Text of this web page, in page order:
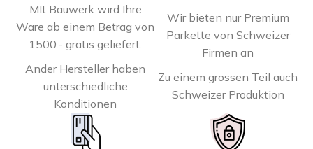
MIt Bauwerk wird Ihre
Ware ab einem Betrag von
1500.- gratis geliefert.
Ander Hersteller haben
unterschiedliche
Konditionen
Wir bieten nur Premium
Parkette von Schweizer
Firmen an
Zu einem grossen Teil auch
Schweizer Produktion